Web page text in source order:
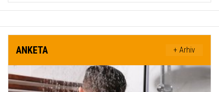
ANKETA + Arhiv